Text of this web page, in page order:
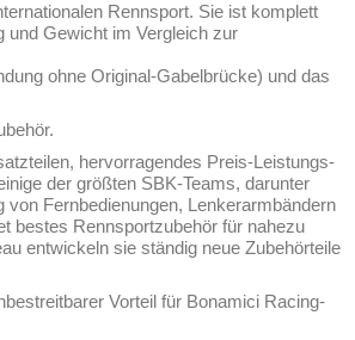
Rennsport. Sie ist komplett
und Gewicht im Vergleich zur
ohne Original-Gabelbrücke) und das
hervorragendes Preis-Leistungs-
der größten SBK-Teams, darunter
Fernbedienungen, Lenkerarmbändern
bestes Rennsportzubehör für nahezu
entwickeln sie ständig neue Zubehörteile
Vorteil für Bonamici Racing-